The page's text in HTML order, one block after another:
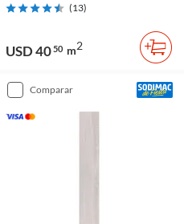
(13)
USD 4050 m2
comparar